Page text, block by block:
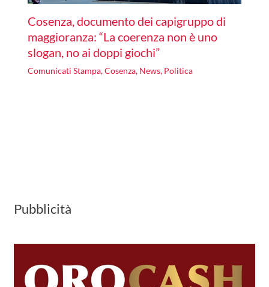
Cosenza, documento dei capigruppo di
maggioranza: “La coerenza non è uno
slogan, no ai doppi giochi”
Comunicati Stampa,Cosenza, News, Politica
Pubblicità